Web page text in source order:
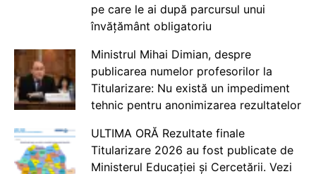
pe care le ai după parcursul unui
învățământ obligatoriu
Ministrul Mihai Dimian, despre
publicarea numelor profesorilor la
Titularizare: Nu există un impediment
tehnic pentru anonimizarea rezultatelor
ULTIMA ORĂ Rezultate finale
Titularizare 2026 au fost publicate de
Ministerul Educației și Cercetării. Vezi